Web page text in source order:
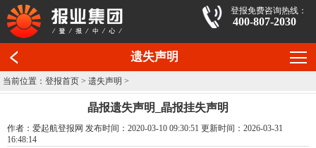
登报免费咨询热线：
400-807-2030
遗失声明
当前位置：登报首页 >遗失声明 >
晶报遗失声明_晶报挂失声明
作者：爱起航登报网 发布时间：2020-03-10 09:30:51 更新时间：2026-03-31
16:48:14